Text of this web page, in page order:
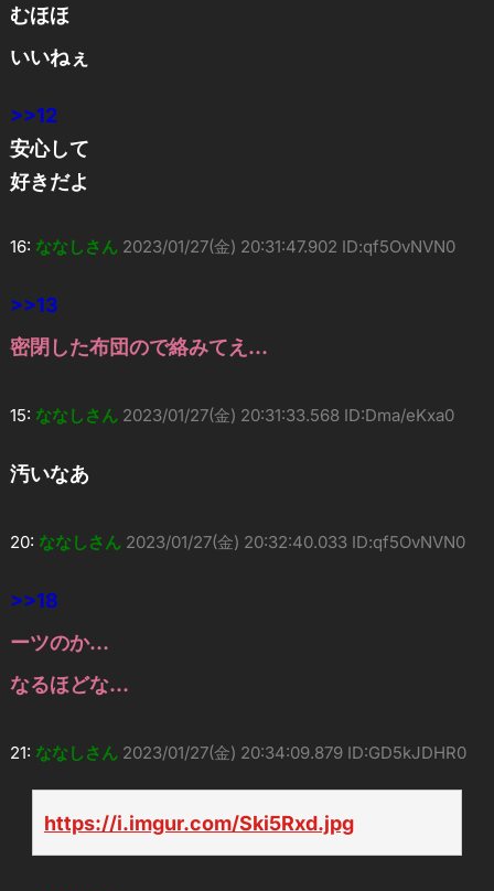
むほほ
いいねぇ
>>12
安心して
好きだよ
16: ななしさん 2023/01/27(金) 20:31:47.902 ID:qf5OvNVN0
>>13
密閉した布団ので絡みてえ…
15: ななしさん 2023/01/27(金) 20:31:33.568 ID:Dma/eKxa0
汚いなあ
20: ななしさん 2023/01/27(金) 20:32:40.033 ID:qf5OvNVN0
>>18
ーツのか…
なるほどな…
21: ななしさん 2023/01/27(金) 20:34:09.879 ID:GD5kJDHR0
https://i.imgur.com/Ski5Rxd.jpg